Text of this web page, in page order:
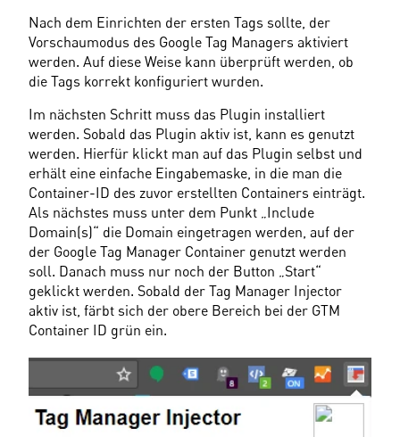
Nach dem Einrichten der ersten Tags sollte, der
Vorschaumodus des Google Tag Managers aktiviert
werden. Auf diese Weise kann überprüft werden, ob
die Tags korrekt konfiguriert wurden.
Im nächsten Schritt muss das Plugin installiert
werden. Sobald das Plugin aktiv ist, kann es genutzt
werden. Hierfür klickt man auf das Plugin selbst und
erhält eine einfache Eingabemaske, in die man die
Container-ID des zuvor erstellten Containers einträgt.
Als nächstes muss unter dem Punkt „Include
Domain(s)“ die Domain eingetragen werden, auf der
der Google Tag Manager Container genutzt werden
soll. Danach muss nur noch der Button „Start“
geklickt werden. Sobald der Tag Manager Injector
aktiv ist, färbt sich der obere Bereich bei der GTM
Container ID grün ein.